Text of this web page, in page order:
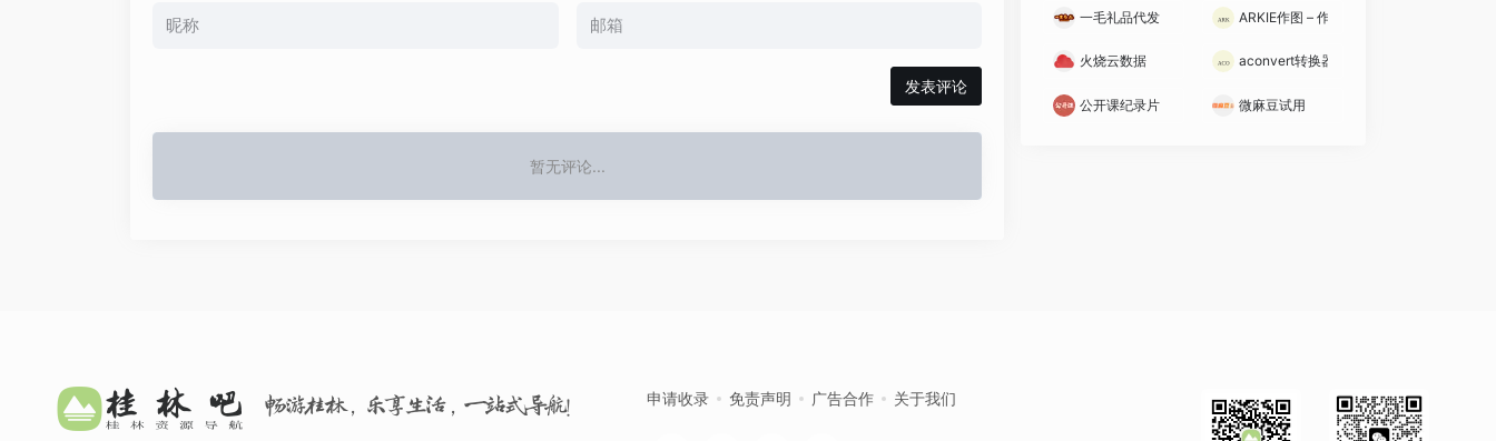
发表评论
暂无评论...
一毛礼品代发 ARKIE作图 – 作个有尊严的图
火烧云数据 aconvert转换器
公开课纪录片 微麻豆试用
畅游桂林，乐享生活，一站式导航！ 申请收录 免责声明 广告合作 关于我们